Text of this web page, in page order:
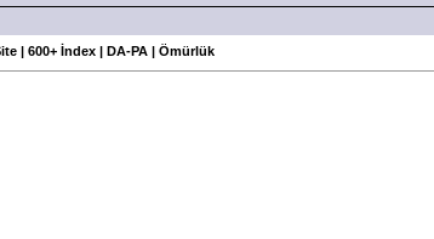
| 600+ İndex | DA-PA | Ömürlük